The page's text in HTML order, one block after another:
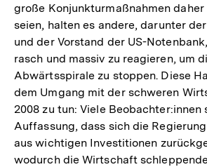
große Konjunkturmaßnahmen
seien, halten es andere, darunter
und der Vorstand der US-
rasch und massiv zu reagieren, um
Abwärtsspirale zu stoppen. Diese
dem Umgang mit der schweren
2008 zu tun: Viele Beobachter:innen
Auffassung, dass sich die
aus wichtigen Investitionen
wodurch die Wirtschaft